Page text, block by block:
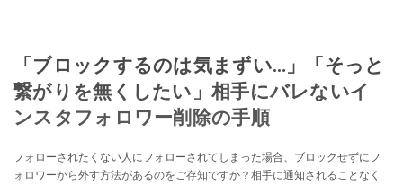
「ブロックするのは気まずい…」「そっと
繋がりを無くしたい」相手にバレないイ
ンスタフォロワー削除の手順
フォローされたくない人にフォローされてしまった場合、ブロックせずにフ
ォロワーから外す方法があるのをご存知ですか？相手に通知されることなく